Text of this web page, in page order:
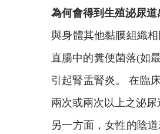
為何會得到生殖泌尿道
與身體其他黏膜組織
直腸中的糞便菌落(如
引起腎盂腎炎。 在臨
兩次或兩次以上之泌
另一方面，女性的陰